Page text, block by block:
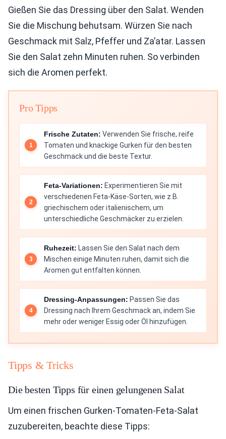
Gießen Sie das Dressing über den Salat. Wenden
Sie die Mischung behutsam. Würzen Sie nach
Geschmack mit Salz, Pfeffer und Za’atar. Lassen
Sie den Salat zehn Minuten ruhen. So verbinden
sich die Aromen perfekt.
Pro Tipps
Frische Zutaten: Verwenden Sie frische, reife
Tomaten und knackige Gurken für den besten
Geschmack und die beste Textur.
Feta-Variationen: Experimentieren Sie mit
verschiedenen Feta-Käse-Sorten, wie z.B.
griechischem oder italienischem, um
unterschiedliche Geschmäcker zu erzielen.
Ruhezeit: Lassen Sie den Salat nach dem
Mischen einige Minuten ruhen, damit sich die
Aromen gut entfalten können.
Dressing-Anpassungen: Passen Sie das
Dressing nach Ihrem Geschmack an, indem Sie
mehr oder weniger Essig oder Öl hinzufügen.
Tipps & Tricks
Die besten Tipps für einen gelungenen Salat
Um einen frischen Gurken-Tomaten-Feta-Salat
zuzubereiten, beachte diese Tipps: